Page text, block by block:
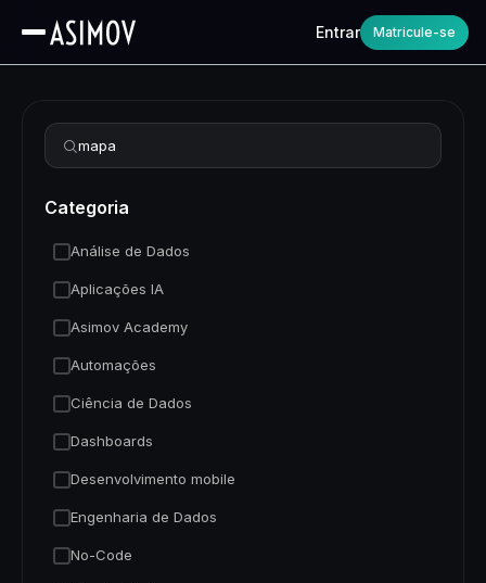
Entrar Matricule-se
Refinar busca
Categoria
Análise de Dados
Aplicações IA
Asimov Academy
Automações
Ciência de Dados
Dashboards
Desenvolvimento mobile
Engenharia de Dados
No-Code